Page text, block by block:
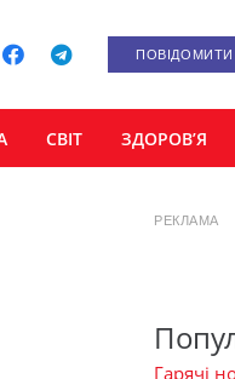
СВІТ ЗДОРОВ’Я
РЕКЛАМА
Гарячі